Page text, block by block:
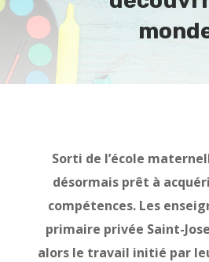
Sorti de l’école
désormais prêt à
compétences. Les
primaire privée Saint-
alors le travail initié par